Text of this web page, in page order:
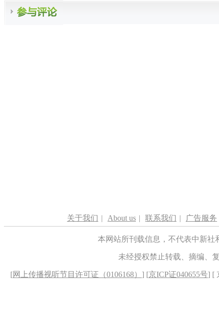
关于我们 | About us | 联系我们 | 广告服务
本网站所刊载信息，不代表中新
未经授权禁止转载、摘编、
[网上传播视听节目许可证（0106168） ] [京ICP证040655号] [